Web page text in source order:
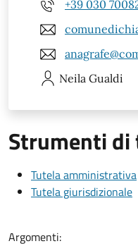
+39 030
Neila Gualdi
Strumenti
Tutela amministrativa
Tutela giurisdizionale
Argomenti: